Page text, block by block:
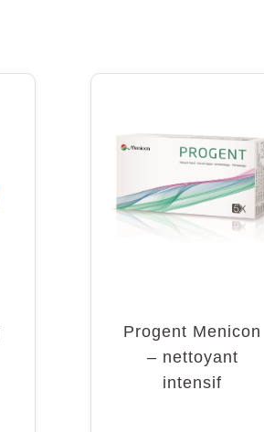
Progent Menicon
– nettoyant
intensif